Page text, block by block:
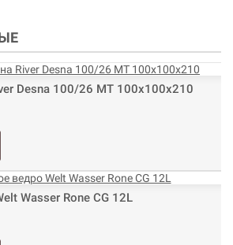
Desna 100/26 МТ 100х100х210
Wasser Rone CG 12L